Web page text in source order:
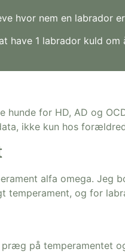
hvor nem en labrador
have 1 labrador kuld
hunde for HD, AD og
ikke kun hos
alfa omega. Jeg
og for
på temperamentet